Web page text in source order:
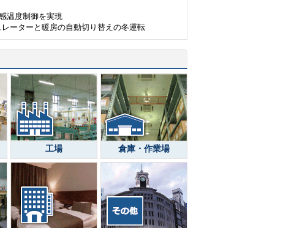
温度制御を実現
ーターと暖房の自動切り替えの冬運転
工場 倉庫・作業場